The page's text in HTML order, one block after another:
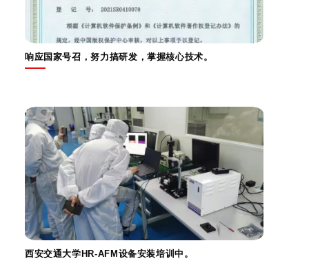
响应国家号召，努力搞研发，掌握核心技术。
西安交通大学HR-AFM设备安装培训中。